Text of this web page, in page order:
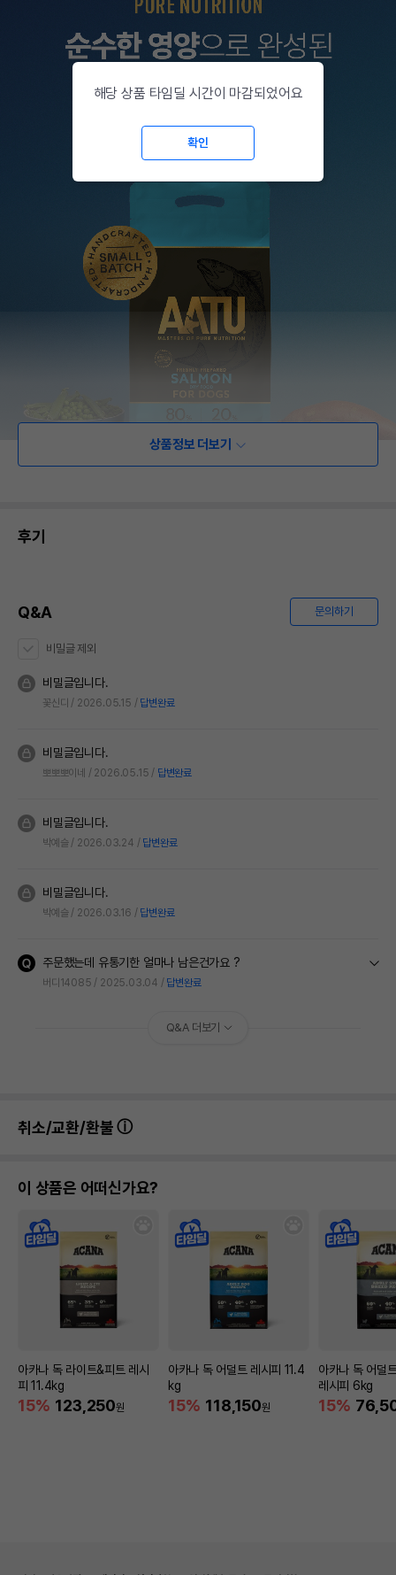
상품정보 더보기
후기
Q&A 문의하기
비밀글 제외
비밀글입니다.
꽃신디 2026.05.15 답변완료
비밀글입니다.
뽀뽀뽀이네 2026.05.15 답변완료
비밀글입니다.
박예슬 2026.03.24 답변완료
비밀글입니다.
박예슬 2026.03.16 답변완료
주문했는데 유통기한 얼마나 남은건가요 ?
버디14085 2025.03.04 답변완료
Q&A 더보기
취소/교환/환불
이 상품은 어떠신가요?
아카나 독 라이트&피트 레시
피 11.4kg
15% 123,250원
아카나 독 어덜트 레시피 11.4
kg
15% 118,150원
아카나 독 어덜
레시피 6kg
15%
해당 상품 타임딜 시간이 마감되었어요
확인